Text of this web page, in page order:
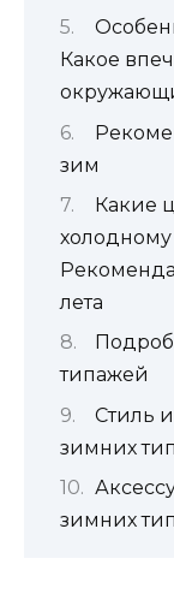
Какое
зим
Какие
лета
типажей
Стиль
зимних
зимних